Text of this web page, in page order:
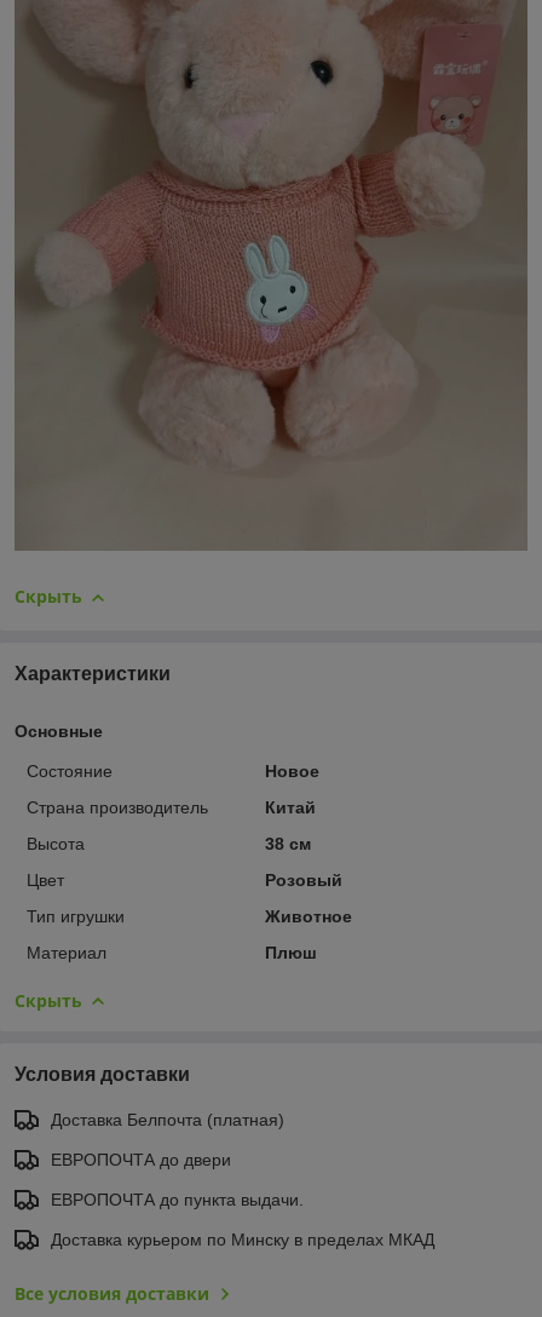
Скрыть
Характеристики
Основные
Состояние
Новое
Страна производитель
Китай
Высота
38 см
Цвет
Розовый
Тип игрушки
Животное
Материал
Плюш
Скрыть
Условия доставки
Доставка Белпочта (платная)
ЕВРОПОЧТА до двери
ЕВРОПОЧТА до пункта выдачи.
Доставка курьером по Минску в пределах МКАД
Все условия доставки